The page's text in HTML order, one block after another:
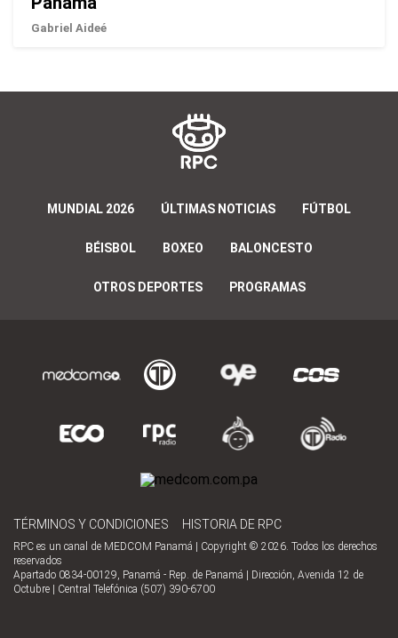
Gabriel Aideé
MUNDIAL 2026 ÚLTIMAS NOTICIAS FÚTBOL
BÉISBOL BOXEO BALONCESTO
OTROS DEPORTES PROGRAMAS
TÉRMINOS Y CONDICIONES HISTORIA DE RPC
RPC es un canal de MEDCOM Panamá | Copyright © 2026. Todos los derechos
reservados
Apartado 0834-00129, Panamá - Rep. de Panamá | Dirección, Avenida 12 de
Octubre | Central Telefónica (507) 390-6700